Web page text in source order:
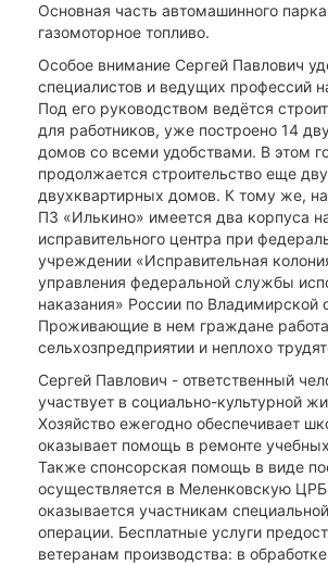
Основная часть автомашинного
газомоторное топливо.
Особое внимание Сергей Павлович
специалистов и ведущих профессий
Под его руководством ведётся
для работников, уже построено 14
домов со всеми удобствами. В этом
продолжается строительство еще
двухквартирных домов. К тому же,
ПЗ «Илькино» имеется два корпуса
исправительного центра при
учреждении «Исправительная
управления федеральной службы
наказания» России по Владимирской
Проживающие в нем граждане
сельхозпредприятии и неплохо
Сергей Павлович - ответственный
участвует в социально-культурной
Хозяйство ежегодно обеспечивает
оказывает помощь в ремонте
Также спонсорская помощь в виде
осуществляется в Меленковскую
оказывается участникам
операции. Бесплатные услуги
ветеранам производства: в